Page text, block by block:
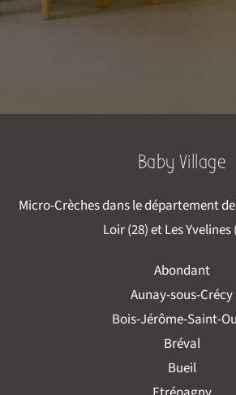
Baby Village
Micro-Crèches dans le département
Loir (28) et Les Yvelines
Abondant
Aunay-sous-Crécy
Bois-Jérôme-Saint-
Bréval
Bueil